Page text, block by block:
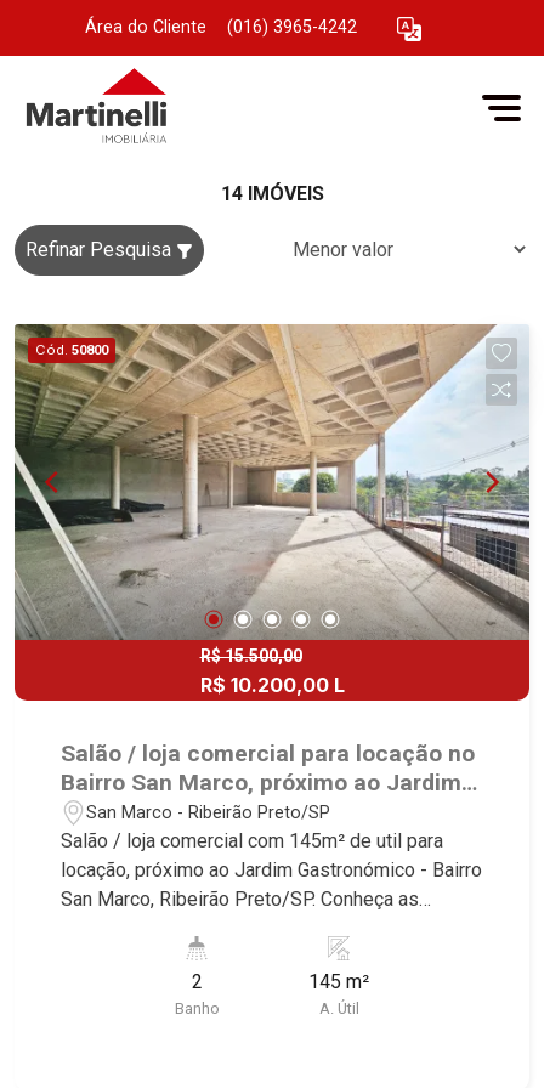
Área do Cliente (016) 3965-4242
14 IMÓVEIS
Refinar Pesquisa
Cód. 50800
R$ 15.500,00
R$ 10.200,00 L
Salão / loja comercial para locação no
Bairro San Marco, próximo ao Jardim
Gastronómico - Ribeirão Preto/SP.
San Marco - Ribeirão Preto/SP
Salão / loja comercial com 145m² de util para
locação, próximo ao Jardim Gastronómico - Bairro
San Marco, Ribeirão Preto/SP. Conheça as
Imobiliária selecionou para você: - 145m² de área
útil - Salão - 2 WC - Elevador - Sistema de vallet -
Praça de uso comum - Estacionamento para 50
2
Banho
145 m²
A. Útil